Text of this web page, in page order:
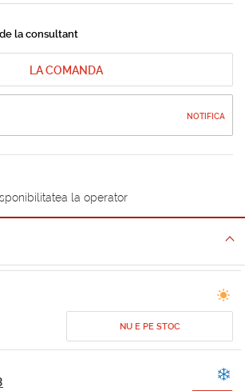
la consultant
LA COMANDA
NOTIFICA
la operator
NU E PE STOC